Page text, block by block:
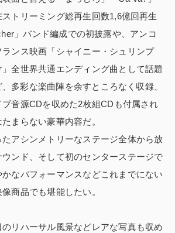
ストリーミング総再生回数1,6億回再生
」バンド編成での初披露や、アンコ
ンス映画「シャイニー・シュリンプ
全世界共通エンディング曲として話題
多彩な楽曲陣を余すところなく収録、
音源CDを収めた2枚組CDも付属され
まらない豪華内容だ。
アシンメトリーなステージ全体から放
ンド、そして初のセンターステージで
なパフォーマンスなどこれまでにない
商品でも堪能したい。
リハーサル風景などレアな写真も収め